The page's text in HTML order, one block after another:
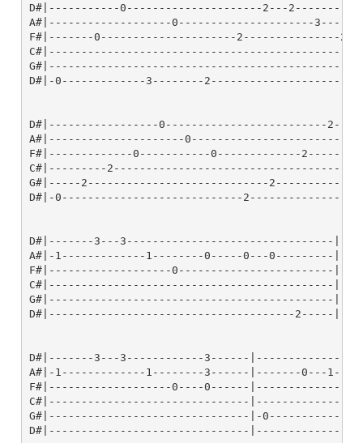
D#|-----------0---------------------2---
A#|-------------------0---------------------
F#|-------0---------------------2---------------
D#|-0-------------3--------
D#|-----------------0-------------------------
A#|---------------------
F#|-------------0-----------0-------------
C#|---------
G#|-----2----------------------------
D#|-0----------------------------
D#|-------3---3--------------------------------
A#|-1-------------1--------0-----0---0---------
F#|-------------------0------------------------
C#|--------------------------------------------
G#|--------------------------------------------
D#|--------------------------------------2-----|-
D#|-------3---3------------3------
A#|-1-------------1--------3------|-------0---
F#|-------------------0----0------
C#|-------------------------------
G#|-------------------------------|-
D#|-------------------------------